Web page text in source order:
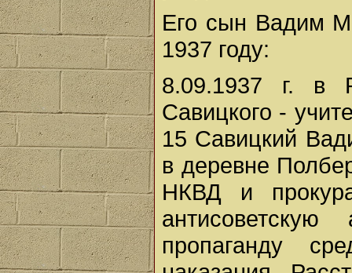
Его сын Вадим
1937 году:
8.09.1937 г. в
Савицкого -
15 Савицкий
в деревне
НКВД и
пропаганду